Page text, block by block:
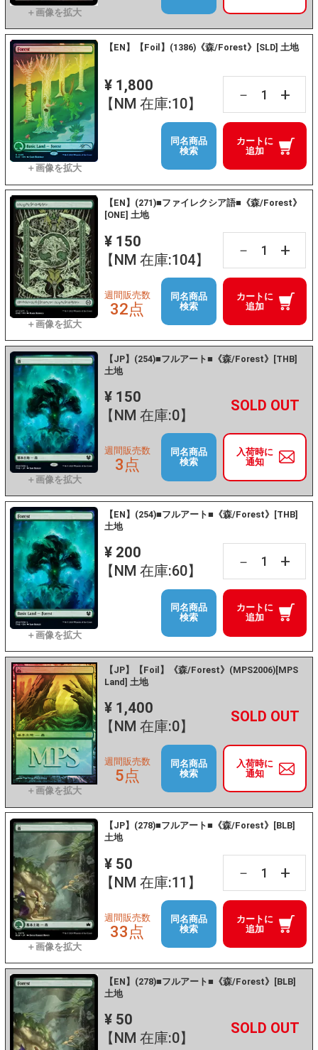
【EN】【Foil】(1386)《森/Forest》[SLD] 土地
¥ 1,800
【NM 在庫:10】
－ +
カートに
追加
同名商品
検索
【EN】(271)■ファイレクシア語■《森/Forest》
[ONE] 土地
¥ 150
【NM 在庫:104】
－ +
カートに
追加
週間販売数
32点
同名商品
検索
【JP】(254)■フルアート■《森/Forest》[THB]
土地
¥ 150
【NM 在庫:0】
－ +
入荷時に
通知
週間販売数
3点
同名商品
検索
【EN】(254)■フルアート■《森/Forest》[THB]
土地
¥ 200
【NM 在庫:60】
－ +
カートに
追加
同名商品
検索
【JP】【Foil】《森/Forest》(MPS2006)[MPS
Land] 土地
¥ 1,400
【NM 在庫:0】
－ +
入荷時に
通知
週間販売数
5点
同名商品
検索
【JP】(278)■フルアート■《森/Forest》[BLB]
土地
¥ 50
【NM 在庫:11】
－ +
カートに
追加
週間販売数
33点
同名商品
検索
【EN】(278)■フルアート■《森/Forest》[BLB]
土地
¥ 50
【NM 在庫:0】
－ +